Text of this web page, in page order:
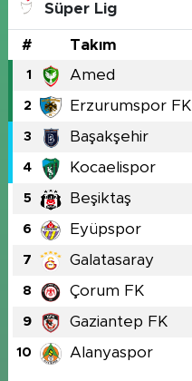
Süper Lig
# Takım
1 Amed
2 Erzurumspor FK
3 Başakşehir
4 Kocaelispor
5 Beşiktaş
6 Eyüpspor
7 Galatasaray
8 Çorum FK
9 Gaziantep FK
10 Alanyaspor